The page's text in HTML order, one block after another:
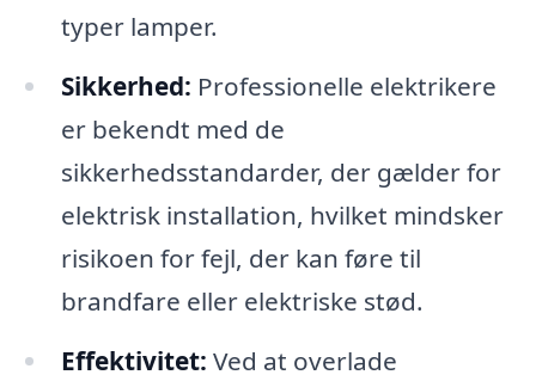
typer lamper.
Sikkerhed: Professionelle elektrikere
er bekendt med de
sikkerhedsstandarder, der gælder for
elektrisk installation, hvilket mindsker
risikoen for fejl, der kan føre til
brandfare eller elektriske stød.
Effektivitet: Ved at overlade